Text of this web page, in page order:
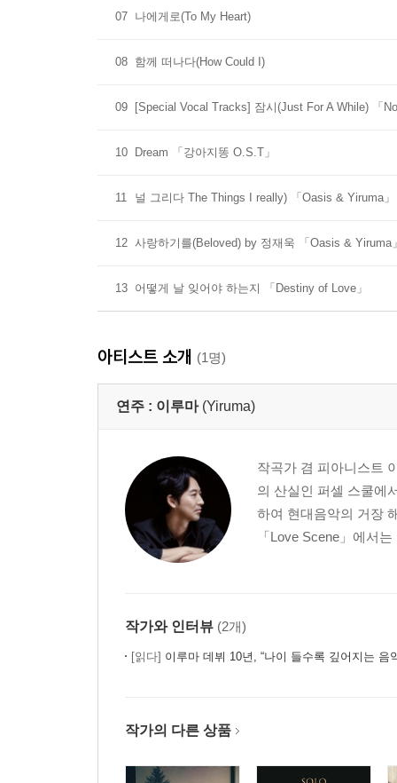
07 나에게로(To My Heart)
08 함께 떠나다(How Could I)
09 [Special Vocal Tracks] 잠시(Just For A While) 「
10 Dream 「강아지똥 O.S.T」
11 널 그리다 The Things I really) 「Oasis & Yiruma」
12 사랑하기를(Beloved) by 정재욱 「Oasis & Yiruma
13 어떻게 날 잊어야 하는지 「Destiny of Love」
아티스트 소개 (1명)
연주 : 이루마 (Yiruma)
작곡가 겸 피아니스트
의 산실인 퍼셀 스쿨에
하여 현대음악의 거장
「Love Scene」에서
작가와 인터뷰 (2개)
[읽다] 이루마 데뷔 10년, “나이 들수록 깊어지는 음
작가의 다른 상품